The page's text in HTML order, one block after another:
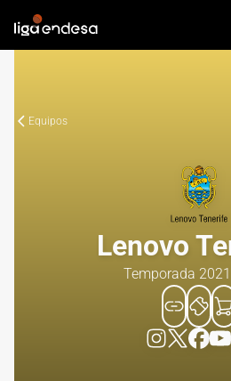
Equipos
Lenovo
Temporada